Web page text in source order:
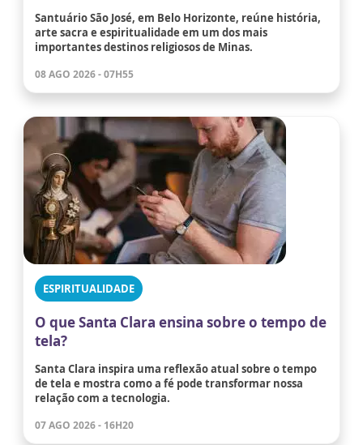
Santuário São José, em Belo Horizonte, reúne história,
arte sacra e espiritualidade em um dos mais
importantes destinos religiosos de Minas.
08 AGO 2026 - 07H55
ESPIRITUALIDADE
O que Santa Clara ensina sobre o tempo de
tela?
Santa Clara inspira uma reflexão atual sobre o tempo
de tela e mostra como a fé pode transformar nossa
relação com a tecnologia.
07 AGO 2026 - 16H20